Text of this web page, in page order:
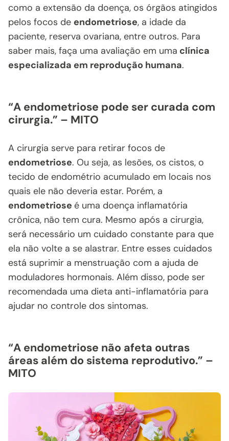
como a extensão da doença, os órgãos atingidos
pelos focos de endometriose, a idade da
paciente, reserva ovariana, entre outros. Para
saber mais, faça uma avaliação em uma clínica
especializada em reprodução humana.
“A endometriose pode ser curada com
cirurgia.” – MITO
A cirurgia serve para retirar focos de
endometriose. Ou seja, as lesões, os cistos, o
tecido de endométrio acumulado em locais nos
quais ele não deveria estar. Porém, a
endometriose é uma doença inflamatória
crônica, não tem cura. Mesmo após a cirurgia,
será necessário um cuidado constante para que
ela não volte a se alastrar. Entre esses cuidados
está suprimir a menstruação com a ajuda de
moduladores hormonais. Além disso, pode ser
recomendada uma dieta anti-inflamatória para
ajudar no controle dos sintomas.
“A endometriose não afeta outras
áreas além do sistema reprodutivo.” –
MITO